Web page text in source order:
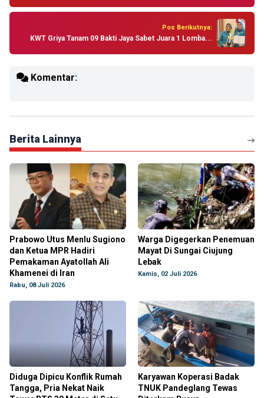
Pos Berikutnya:
KWT Griya Tanam 09 Bakti Jaya Sabet Juara 1 Lomba...
Komentar:
Berita Lainnya
Prabowo Utus Menlu Sugiono
dan Ketua MPR Hadiri
Pemakaman Ayatollah Ali
Khamenei di Iran
Rabu, 08 Juli 2026
Warga Digegerkan Penemuan
Mayat Di Sungai Ciujung
Lebak
Kamis, 02 Juli 2026
Diduga Dipicu Konflik Rumah
Tangga, Pria Nekat Naik
Karyawan Koperasi Badak
TNUK Pandeglang Tewas